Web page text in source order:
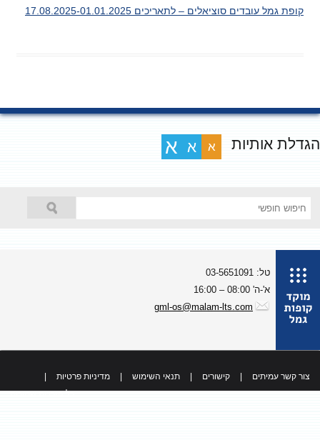
קופת גמל עובדים סוציאלים – לתאריכים 17.08.2025-01.01.2025
אותיות א א א
טל: 03-5651091
א'-ה' 08:00 – 16:00
gml-os@malam-lts.com
צור קשר עמיתים קישורים תנאי השימוש מדיניות פרטיות
כל הזכויות שמורות